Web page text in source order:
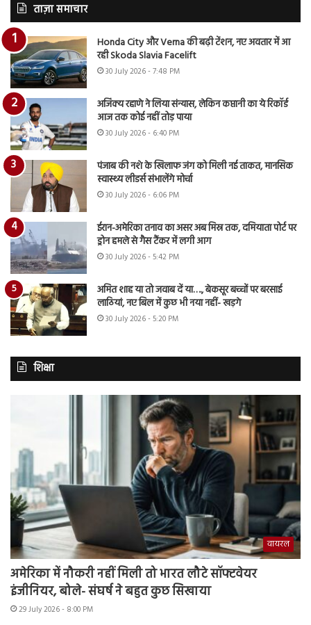
ताज़ा समाचार
Honda City और Verna की बढ़ी टेंशन, नए अवतार में आ
रही Skoda Slavia Facelift
30 July 2026 - 7:48 PM
अजिंक्य रहाणे ने लिया संन्यास, लेकिन कप्तानी का ये रिकॉर्ड
आज तक कोई नहीं तोड़ पाया
30 July 2026 - 6:40 PM
पंजाब की नशे के खिलाफ जंग को मिली नई ताकत, मानसिक
स्वास्थ्य लीडर्स संभालेंगे मोर्चा
30 July 2026 - 6:06 PM
ईरान-अमेरिका तनाव का असर अब मिस्र तक, दमियाता पोर्ट पर
ड्रोन हमले से गैस टैंकर में लगी आग
30 July 2026 - 5:42 PM
अमित शाह या तो जवाब दें या…., बेकसूर बच्चों पर बरसाई
लाठियां, नए बिल में कुछ भी नया नहीं- खड़गे
30 July 2026 - 5:20 PM
शिक्षा
वायरल
अमेरिका में नौकरी नहीं मिली तो भारत लौटे सॉफ्टवेयर
इंजीनियर, बोले- संघर्ष ने बहुत कुछ सिखाया
29 July 2026 - 8:00 PM